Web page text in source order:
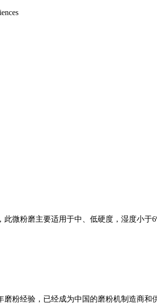
微粉磨主要适用于中、低硬度，湿度小
粉经验，已经成为中国的磨粉机制造商